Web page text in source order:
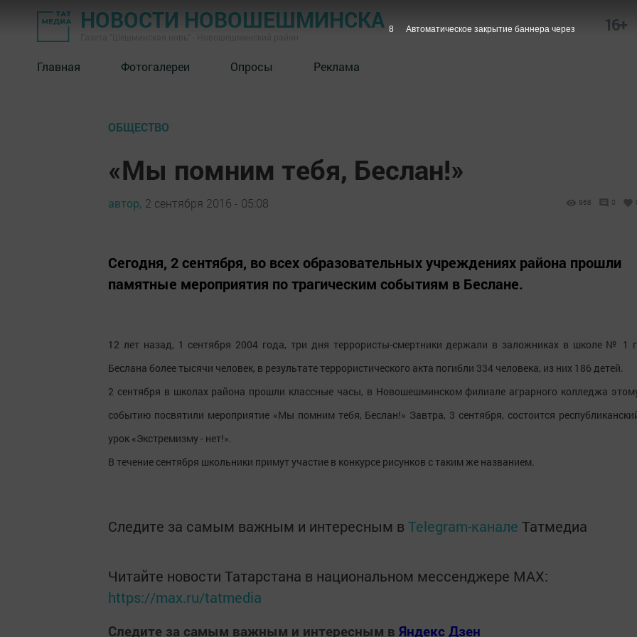
НОВОСТИ НОВОШЕШМИНСКА 16+
Главная Фотогалереи Опросы Реклама
ОБЩЕСТВО
«Мы помним тебя, Беслан!»
автор, 2 сентября 2016 - 05:08 968 0
Сегодня, 2 сентября, во всех образовательных учреждениях района прошли
памятные мероприятия по трагическим событиям в Беслане.
12 лет назад, 1 сентября 2004 года, три дня террористы-смертники держали в заложниках в школе № 1
Беслана более тысячи человек, в результате террористического акта погибли 334 человека, из них 186 детей.
2 сентября в школах района прошли классные часы, в Новошешминском филиале аграрного колледжа
событию посвятили мероприятие «Мы помним тебя, Беслан!» Завтра, 3 сентября, состоится
урок «Экстремизму - нет!».
В течение сентября школьники примут участие в конкурсе рисунков с таким же названием.
Следите за самым важным и интересным в Telegram-канале Татмедиа
Читайте новости Татарстана в национальном мессенджере MАХ:
https://max.ru/tatmedia
Следите за самым важным и интересным в Яндекс Дзен
7 Автоматическое закрытие баннера через